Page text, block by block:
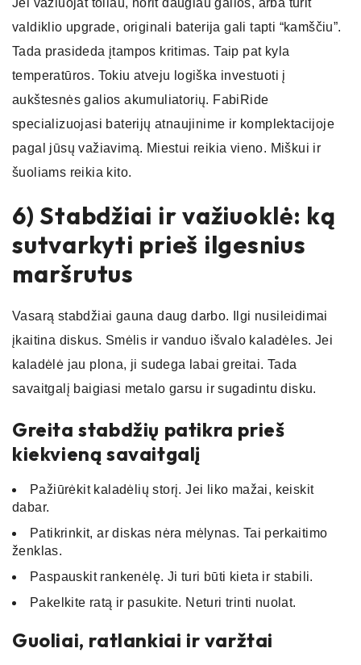
Jei važiuojat toliau, norit daugiau galios, arba turit
valdiklio upgrade, originali baterija gali tapti “kamščiu”.
Tada prasideda įtampos kritimas. Taip pat kyla
temperatūros. Tokiu atveju logiška investuoti į
aukštesnės galios akumuliatorių. FabiRide
specializuojasi baterijų atnaujinime ir komplektacijoje
pagal jūsų važiavimą. Miestui reikia vieno. Miškui ir
šuoliams reikia kito.
6) Stabdžiai ir važiuoklė: ką
sutvarkyti prieš ilgesnius
maršrutus
Vasarą stabdžiai gauna daug darbo. Ilgi nusileidimai
įkaitina diskus. Smėlis ir vanduo išvalo kaladėles. Jei
kaladėlė jau plona, ji sudega labai greitai. Tada
savaitgalį baigiasi metalo garsu ir sugadintu disku.
Greita stabdžių patikra prieš
kiekvieną savaitgalį
Pažiūrėkit kaladėlių storį. Jei liko mažai, keiskit
dabar.
Patikrinkit, ar diskas nėra mėlynas. Tai perkaitimo
ženklas.
Paspauskit rankenėlę. Ji turi būti kieta ir stabili.
Pakelkite ratą ir pasukite. Neturi trinti nuolat.
Guoliai, ratlankiai ir varžtai